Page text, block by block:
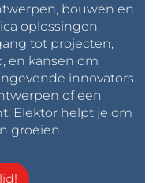
bouwen en
oplossingen.
tot projecten,
en kansen om
innovators.
of een
Elektor helpt je om
groeien.